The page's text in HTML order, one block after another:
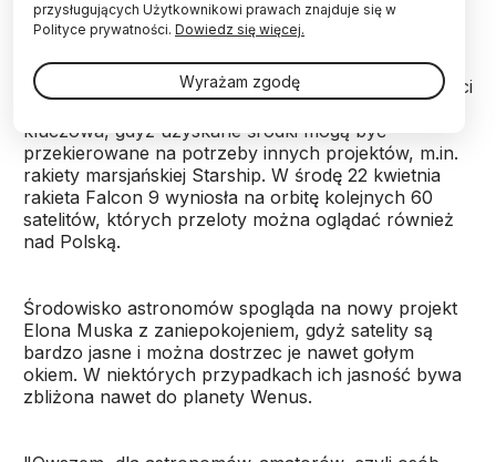
Należąca do Elona Muska firma SpaceX zamierza
umieścić na niskiej orbicie Ziemi kilkanaście tysięcy
niewielkich satelitów, które będą zapewniać dostęp
do internetu o globalnym charakterze w ramach sieci
kluczowa, gdyż uzyskane środki mogą być
przekierowane na potrzeby innych projektów, m.in.
rakiety marsjańskiej Starship. W środę 22 kwietnia
rakieta Falcon 9 wyniosła na orbitę kolejnych 60
satelitów, których przeloty można oglądać również
nad Polską.
Środowisko astronomów spogląda na nowy projekt
Elona Muska z zaniepokojeniem, gdyż satelity są
bardzo jasne i można dostrzec je nawet gołym
okiem. W niektórych przypadkach ich jasność bywa
zbliżona nawet do planety Wenus.
przysługujących Użytkownikowi prawach znajduje się w
Polityce prywatności. Dowiedz się więcej.
Wyrażam zgodę